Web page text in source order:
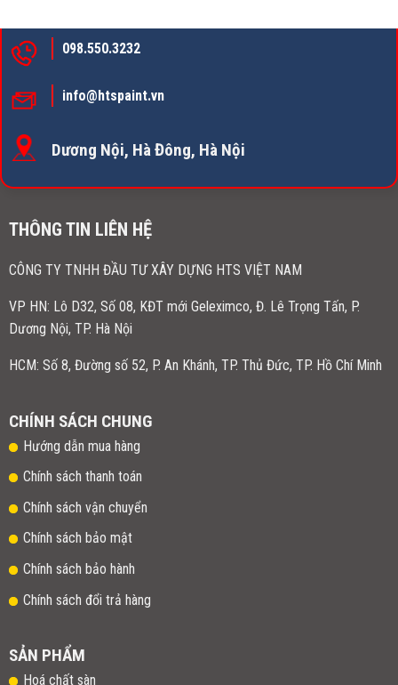
098.550.3232
info@htspaint.vn
Dương Nội, Hà Đông, Hà Nội
THÔNG TIN LIÊN HỆ
CÔNG TY TNHH ĐẦU TƯ XÂY DỰNG HTS VIỆT NAM
VP HN: Lô D32, Số 08, KĐT mới Geleximco, Đ. Lê Trọng Tấn, P.
Dương Nội, TP. Hà Nội
HCM: Số 8, Đường số 52, P. An Khánh, TP. Thủ Đức, TP. Hồ Chí Minh
CHÍNH SÁCH CHUNG
Hướng dẫn mua hàng
Chính sách thanh toán
Chính sách vận chuyển
Chính sách bảo mật
Chính sách bảo hành
Chính sách đổi trả hàng
SẢN PHẨM
Hoá chất sàn